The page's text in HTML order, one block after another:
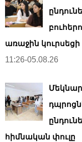
առաջին կուրսեցի
11:26-05.08.26
հիմնական փուլը